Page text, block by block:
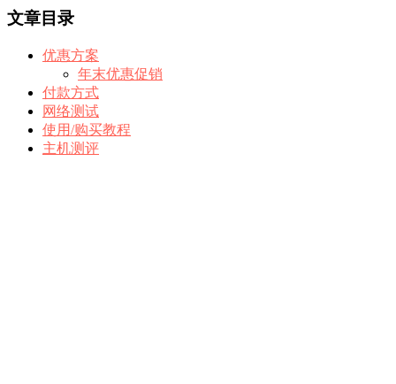
文章目录
优惠方案
年末优惠促销
付款方式
网络测试
使用/购买教程
主机测评